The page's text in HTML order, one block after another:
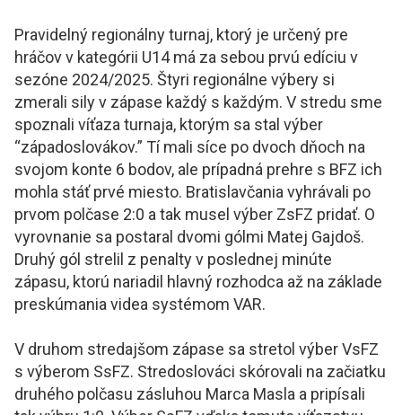
Pravidelný regionálny turnaj, ktorý je určený pre
hráčov v kategórii U14 má za sebou prvú edíciu v
sezóne 2024/2025. Štyri regionálne výbery si
zmerali sily v zápase každý s každým. V stredu sme
spoznali víťaza turnaja, ktorým sa stal výber
“západoslovákov.” Tí mali síce po dvoch dňoch na
svojom konte 6 bodov, ale prípadná prehre s BFZ ich
mohla stáť prvé miesto. Bratislavčania vyhrávali po
prvom polčase 2:0 a tak musel výber ZsFZ pridať. O
vyrovnanie sa postaral dvomi gólmi Matej Gajdoš.
Druhý gól strelil z penalty v poslednej minúte
zápasu, ktorú nariadil hlavný rozhodca až na základe
preskúmania videa systémom VAR.
V druhom stredajšom zápase sa stretol výber VsFZ
s výberom SsFZ. Stredoslováci skórovali na začiatku
druhého polčasu zásluhou Marca Masla a pripísali